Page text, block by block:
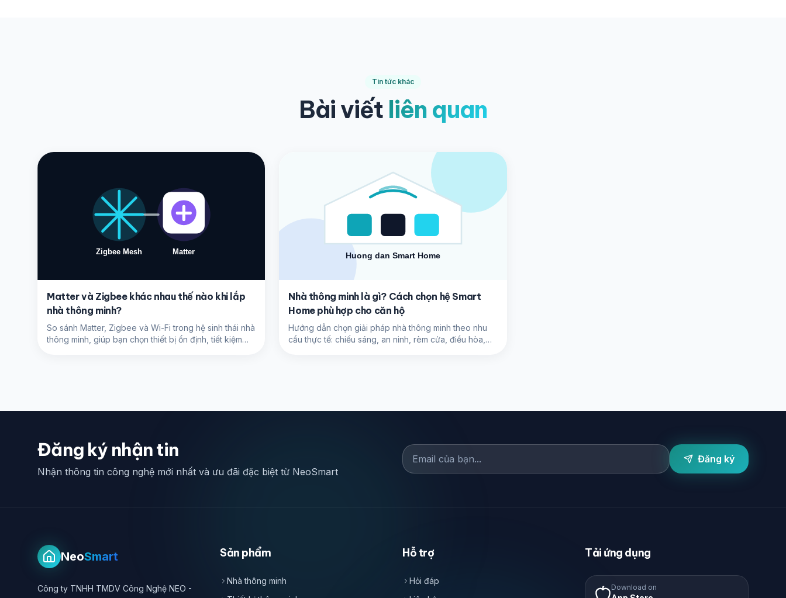
Tin tức khác
Bài viết liên quan
Matter và Zigbee khác nhau thế nào khi lắp
nhà thông minh?
So sánh Matter, Zigbee và Wi-Fi trong hệ sinh thái nhà
thông minh, giúp bạn chọn thiết bị ổn định, tiết kiệm
Nhà thông minh là gì? Cách chọn hệ Smart
Home phù hợp cho căn hộ
Hướng dẫn chọn giải pháp nhà thông minh theo nhu
cầu thực tế: chiếu sáng, an ninh, rèm cửa, điều hòa,
Đăng ký nhận tin
Nhận thông tin công nghệ mới nhất và ưu đãi đặc biệt từ NeoSmart
Đăng ký
NeoSmart
Công ty TNHH TMDV Công Nghệ NEO -
Sản phẩm
Nhà thông minh
Hỗ trợ
Hỏi đáp
Tải ứng dụng
Download on